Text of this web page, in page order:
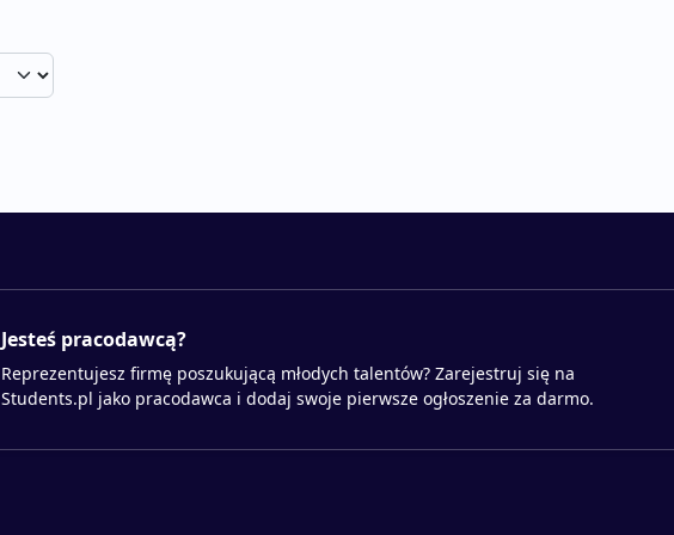
Jesteś pracodawcą?
Reprezentujesz firmę poszukującą młodych talentów? Zarejestruj się na
Students.pl jako pracodawca i dodaj swoje pierwsze ogłoszenie za darmo.